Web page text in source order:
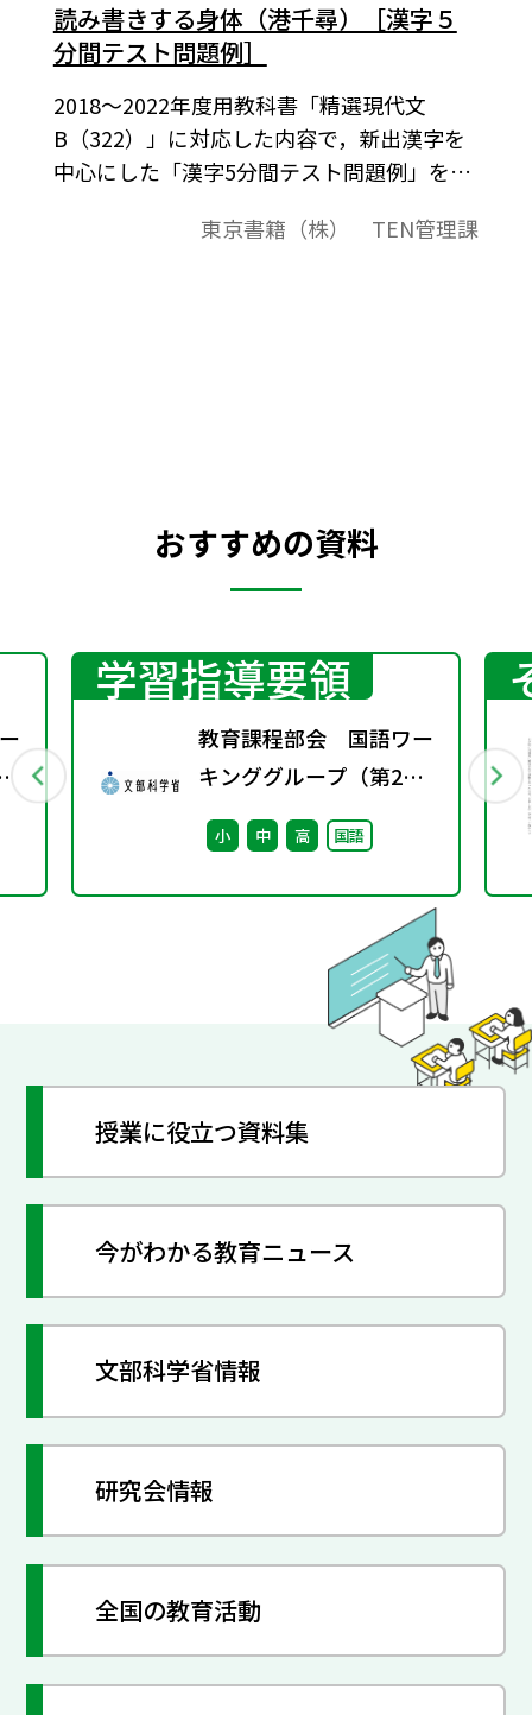
読み書きする身体（港千尋）［漢字５
分間テスト問題例］
2018～2022年度用教科書「精選現代文
B（322）」に対応した内容で，新出漢字を
中心にした「漢字5分間テスト問題例」を紹
問題，偶数ページが解答の構成になってい
東京書籍（株） TEN管理課
おすすめの資料
学習指導要領
教育課程部会 国語ワー
キンググループ（第2
回） 配付資料
小 中 高 国語
授業に役立つ資料集
今がわかる教育ニュース
文部科学省情報
研究会情報
全国の教育活動